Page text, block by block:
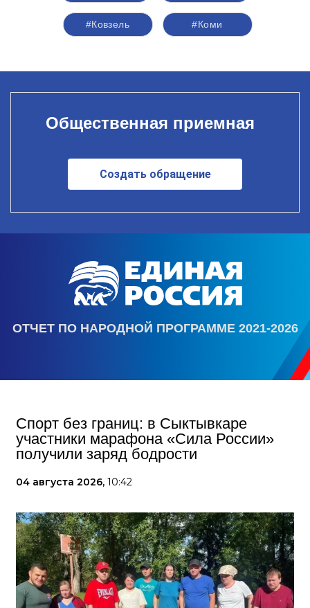
#Ковзель #Коми
Общественная приемная
Создать обращение
ОТЧЕТ ПО НАРОДНОЙ ПРОГРАММЕ 2021-2026
Спорт без границ: в Сыктывкаре
участники марафона «Сила России»
получили заряд бодрости
04 августа 2026, 10:42